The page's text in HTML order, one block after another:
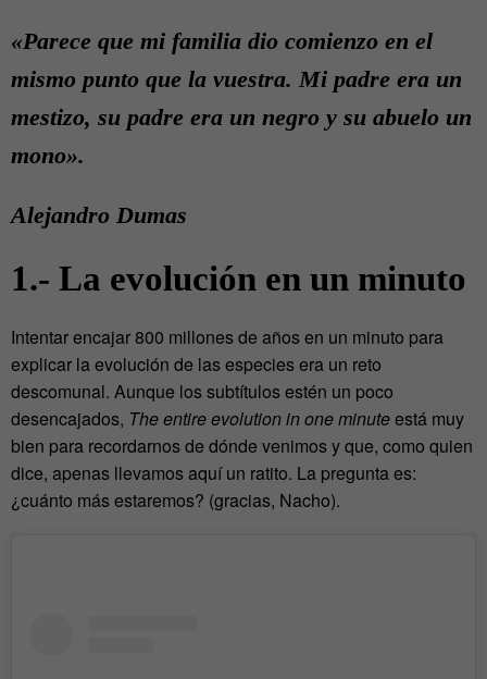
«Parece que mi familia dio comienzo en el
mismo punto que la vuestra. Mi padre era un
mestizo, su padre era un negro y su abuelo un
mono».
Alejandro Dumas
1.- La evolución en un minuto
Intentar encajar 800 millones de años en un minuto para
explicar la evolución de las especies era un reto
descomunal. Aunque los subtítulos estén un poco
desencajados, The entire evolution in one minuteestá muy
bien para recordarnos de dónde venimos y que, como quien
dice, apenas llevamos aquí un ratito. La pregunta es:
¿cuánto más estaremos? (gracias, Nacho).